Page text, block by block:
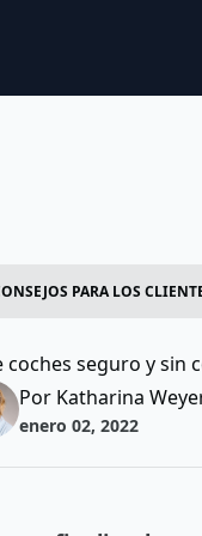
PARA LOS
seguro y sin
Por Katharina
enero 02, 2022